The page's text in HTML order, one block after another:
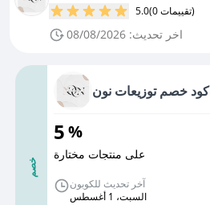
5.0 (0 تقييمات)
اخر تحديث: 08/08/2026
خصم
كود خصم توزيعات نون
5%
على منتجات مختارة
آخر تحديث للكوبون
السبت، 1 أغسطس